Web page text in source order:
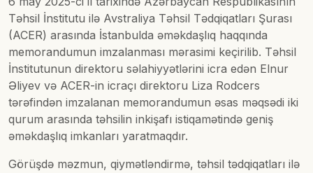
Təhsil İnstitutu ilə Avstraliya Təhsil Tədqiqatları Şurası
(ACER) arasında İstanbulda əməkdaşlıq haqqında
memorandumun imzalanması mərasimi keçirilib. Təhsil
İnstitutunun direktoru səlahiyyətlərini icra edən Elnur
Əliyev və ACER-in icraçı direktoru Liza Rodcers
tərəfindən imzalanan memorandumun əsas məqsədi iki
qurum arasında təhsilin inkişafı istiqamətində geniş
əməkdaşlıq imkanları yaratmaqdır.
Görüşdə məzmun, qiymətləndirmə, təhsil tədqiqatları ilə